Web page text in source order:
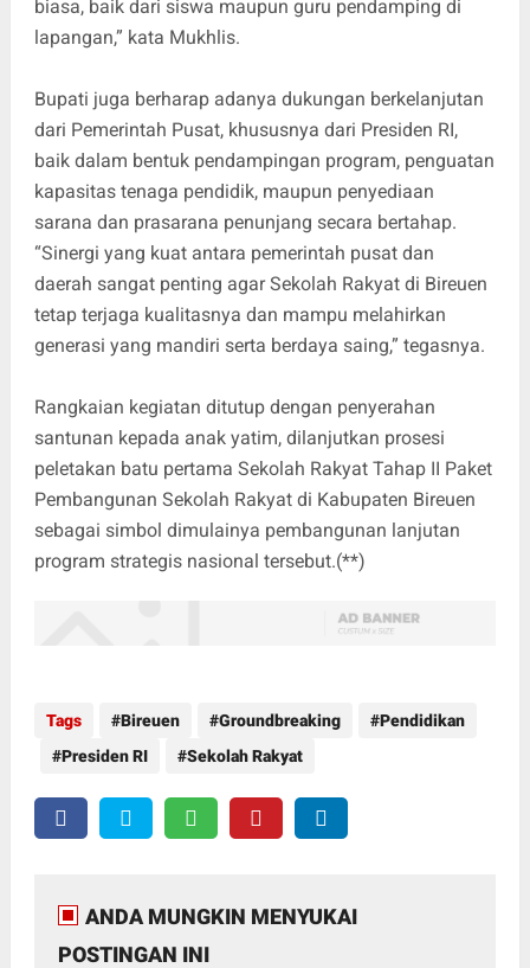
biasa, baik dari siswa maupun guru pendamping di
lapangan,” kata Mukhlis.
Bupati juga berharap adanya dukungan berkelanjutan
dari Pemerintah Pusat, khususnya dari Presiden RI,
baik dalam bentuk pendampingan program, penguatan
kapasitas tenaga pendidik, maupun penyediaan
sarana dan prasarana penunjang secara bertahap.
“Sinergi yang kuat antara pemerintah pusat dan
daerah sangat penting agar Sekolah Rakyat di Bireuen
tetap terjaga kualitasnya dan mampu melahirkan
generasi yang mandiri serta berdaya saing,” tegasnya.
Rangkaian kegiatan ditutup dengan penyerahan
santunan kepada anak yatim, dilanjutkan prosesi
peletakan batu pertama Sekolah Rakyat Tahap II Paket
Pembangunan Sekolah Rakyat di Kabupaten Bireuen
sebagai simbol dimulainya pembangunan lanjutan
program strategis nasional tersebut.(**)
Tags Bireuen Groundbreaking
Pendidikan
Presiden RI
Sekolah Rakyat
ANDA MUNGKIN MENYUKAI
POSTINGAN INI